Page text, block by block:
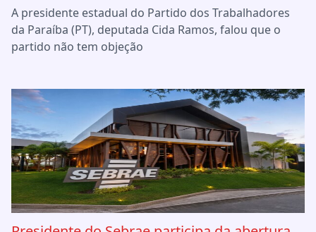
A presidente estadual do Partido dos Trabalhadores
da Paraíba (PT), deputada Cida Ramos, falou que o
partido não tem objeção